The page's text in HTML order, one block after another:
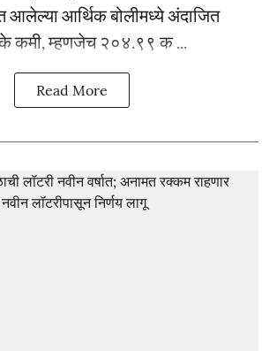
आलेल्या आर्थिक बोलीमध्ये अंदाजित
कमी, म्हणजेच २०४.९९ क ...
Read More